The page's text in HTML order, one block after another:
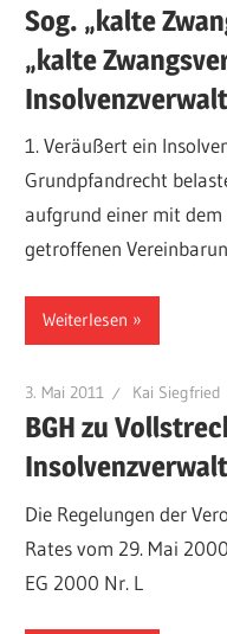
Sog. „kalte
„kalte
1. Veräußert ein
Grundpfandrecht
aufgrund einer mit
getroffenen
Weiterlesen
3. Mai 2011 Kai Siegfried
BGH zu
Die Regelungen der
Rates vom 29. Mai
EG 2000 Nr. L